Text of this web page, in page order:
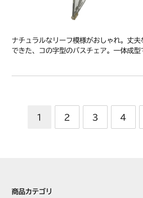
ナチュラルなリーフ模様がおしゃれ。丈
できた、コの字型のバスチェア。一体成型
1 2 3 4
商品カテゴリ